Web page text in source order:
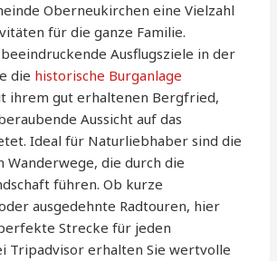
Oberneukirchen eine Vielzahl
für die ganze Familie.
Ausflugsziele in der
die historische Burganlage
ihrem gut erhaltenen Bergfried,
Aussicht auf das
Ideal für Naturliebhaber sind die
die durch die
führen. Ob kurze
ausgedehnte Radtouren, hier
Strecke für jeden
Tripadvisor erhalten Sie wertvolle